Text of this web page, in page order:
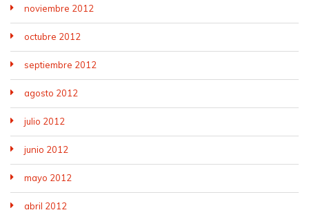
noviembre 2012
octubre 2012
septiembre 2012
agosto 2012
julio 2012
junio 2012
mayo 2012
abril 2012